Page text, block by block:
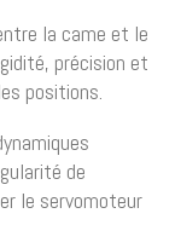
la came et le
précision et
positions.
de
le servomoteur